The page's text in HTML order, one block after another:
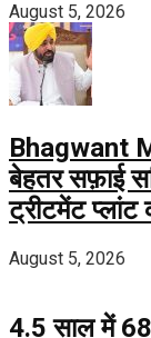
August 5, 2026
Bhagwant
बेहतर सफ़ाई
ट्रीटमेंट प्लांट
August 5, 2026
4.5 साल में 68